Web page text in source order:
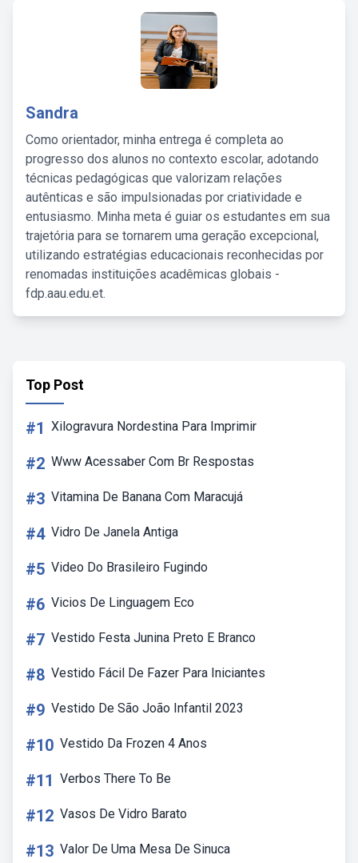
Sandra
Como orientador, minha entrega é completa ao
progresso dos alunos no contexto escolar, adotando
técnicas pedagógicas que valorizam relações
autênticas e são impulsionadas por criatividade e
entusiasmo. Minha meta é guiar os estudantes em sua
trajetória para se tornarem uma geração excepcional,
utilizando estratégias educacionais reconhecidas por
renomadas instituições acadêmicas globais -
fdp.aau.edu.et.
Top Post
#1 Xilogravura Nordestina Para Imprimir
#2 Www Acessaber Com Br Respostas
#3 Vitamina De Banana Com Maracujá
#4 Vidro De Janela Antiga
#5 Video Do Brasileiro Fugindo
#6 Vicios De Linguagem Eco
#7 Vestido Festa Junina Preto E Branco
#8 Vestido Fácil De Fazer Para Iniciantes
#9 Vestido De São João Infantil 2023
#10 Vestido Da Frozen 4 Anos
#11 Verbos There To Be
#12 Vasos De Vidro Barato
#13 Valor De Uma Mesa De Sinuca